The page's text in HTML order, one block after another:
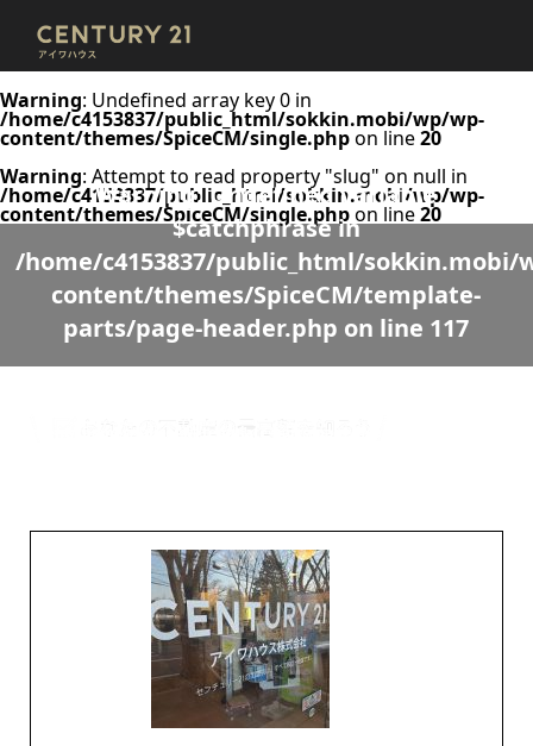
Warning: Undefined array key 0 in
/home/c4153837/public_html/sokkin.mobi/wp/wp-
content/themes/SpiceCM/single.phpon line20
Warning: Attempt to read property "slug" on null in
/home/c4153837/public_html/sokkin.mobi/wp/wp-
content/themes/SpiceCM/single.phpon line20
Warning: Undefined variable
$catchphrase in
/home/c4153837/public_html/sokkin.mobi/
content/themes/SpiceCM/template-
parts/page-header.php on line 117